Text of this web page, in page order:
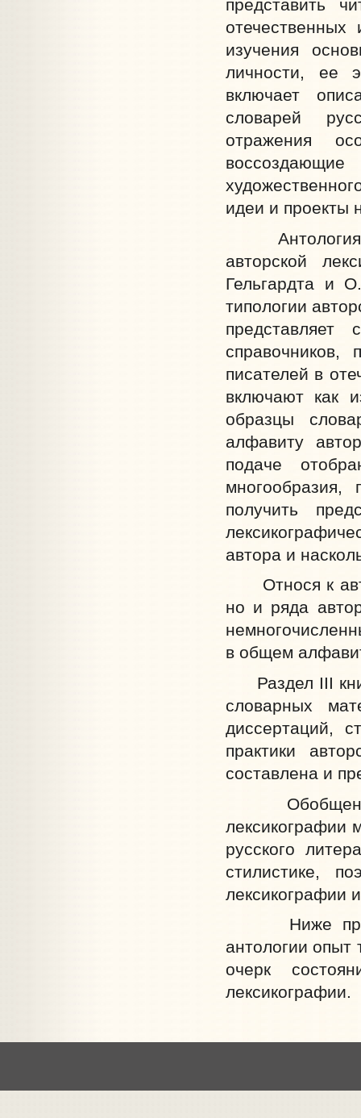
представить
изучения
личности, ее
включает
словарей
отражения
идеи и проекты
Антология
авторской
Гельгардта и
типологии
справочников,
писателей в
включают как
образцы
алфавиту
подаче
получить
автора и
Относя к
но и ряда
в общем
Раздел III
словарных
диссертаций,
практики
составлена и
Обобщенный
лексикографии
русского
стилистике,
лексикографии
Ниже
антологии опыт
очерк
лексикографии.